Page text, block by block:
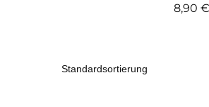
8,90€